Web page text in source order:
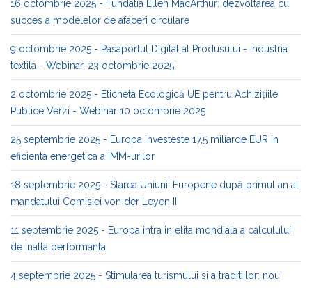
16 octombrie 2025 - Fundatia Ellen MacArthur: dezvoltarea cu
succes a modelelor de afaceri circulare
9 octombrie 2025 - Pasaportul Digital al Produsului - industria
textila - Webinar, 23 octombrie 2025
2 octombrie 2025 - Eticheta Ecologică UE pentru Achizițiile
Publice Verzi - Webinar 10 octombrie 2025
25 septembrie 2025 - Europa investeste 17,5 miliarde EUR in
eficienta energetica a IMM-urilor
18 septembrie 2025 - Starea Uniunii Europene după primul an al
mandatului Comisiei von der Leyen II
11 septembrie 2025 - Europa intra in elita mondiala a calculului
de inalta performanta
4 septembrie 2025 - Stimularea turismului si a traditiilor: nou